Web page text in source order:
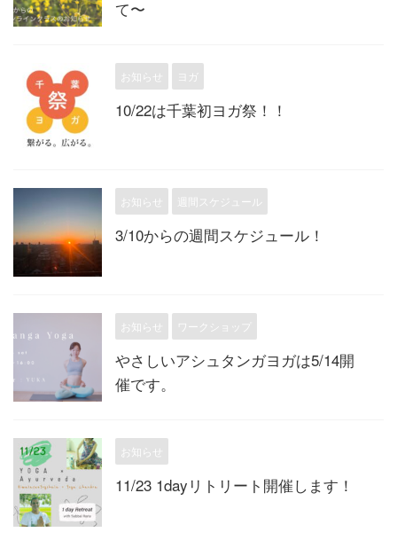
て〜
お知らせ ヨガ
10/22は千葉初ヨガ祭！！
お知らせ 週間スケジュール
3/10からの週間スケジュール！
お知らせ ワークショップ
やさしいアシュタンガヨガは5/14開
催です。
お知らせ
11/23 1dayリトリート開催します！